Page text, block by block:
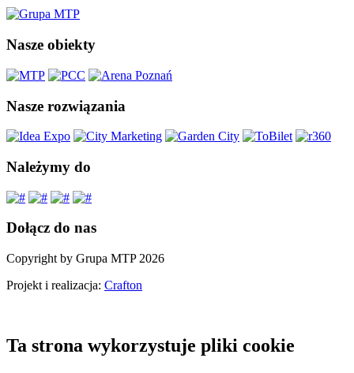
Nasze obiekty
Nasze rozwiązania
Należymy do
Dołącz do nas
Copyright by Grupa MTP 2026
Projekt i realizacja: Crafton
Ta strona wykorzystuje pliki cookie